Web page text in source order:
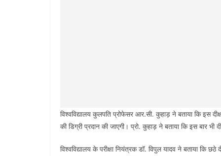
विश्वविद्यालय कुलपति प्रोफेसर आर.सी. कुहाड़ ने बताया कि इस
की डिग्री प्रदान की जाएगी। प्रो. कुहाड़ ने बताया कि इस बार
विश्वविद्यालय के परीक्षा नियंत्रक डॉ. विपुल यादव ने बताया कि छठे